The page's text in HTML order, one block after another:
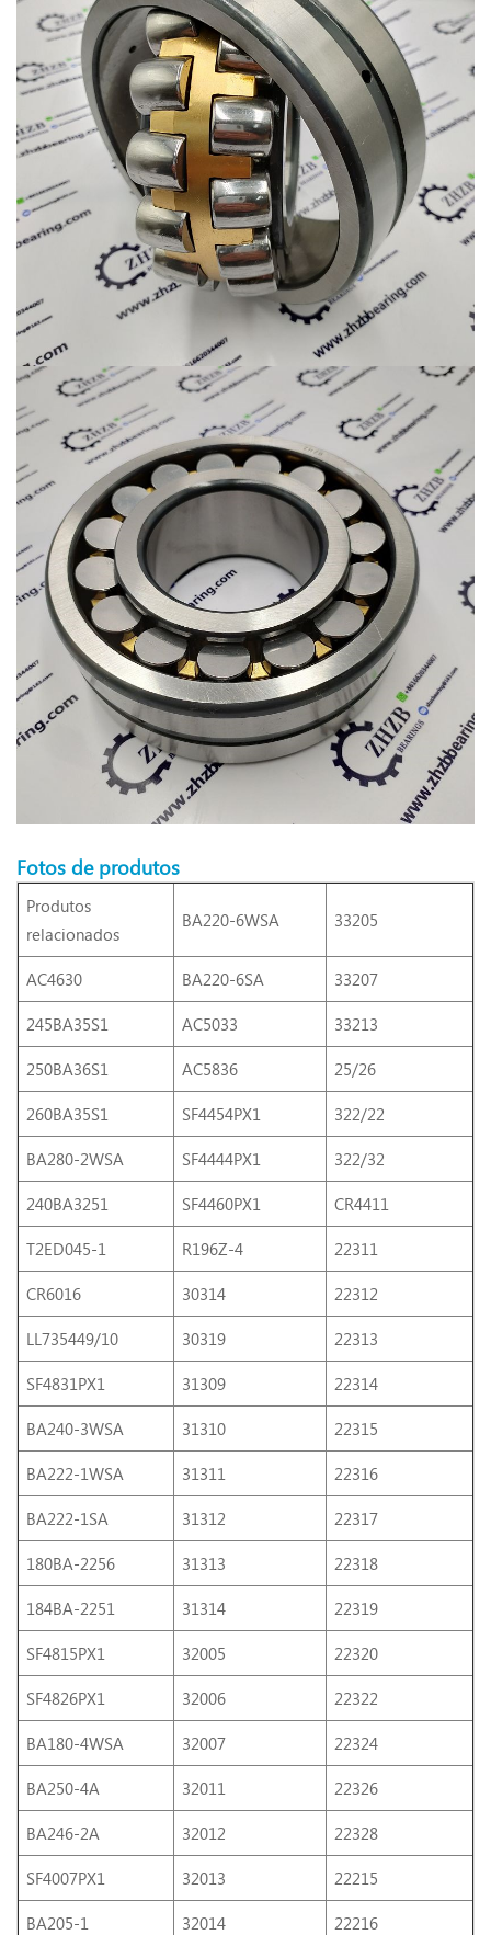
Fotos de produtos
Produtos
relacionados
BA220-6WSA 33205
AC4630 BA220-6SA 33207
245BA35S1 AC5033 33213
250BA36S1 AC5836 25/26
260BA35S1 SF4454PX1 322/22
BA280-2WSA SF4444PX1 322/32
240BA3251 SF4460PX1 CR4411
T2ED045-1 R196Z-4 22311
CR6016 30314 22312
LL735449/10 30319 22313
SF4831PX1 31309 22314
BA240-3WSA 31310 22315
BA222-1WSA 31311 22316
BA222-1SA 31312 22317
180BA-2256 31313 22318
184BA-2251 31314 22319
SF4815PX1 32005 22320
SF4826PX1 32006 22322
BA180-4WSA 32007 22324
BA250-4A 32011 22326
BA246-2A 32012 22328
SF4007PX1 32013 22215
BA205-1 32014 22216